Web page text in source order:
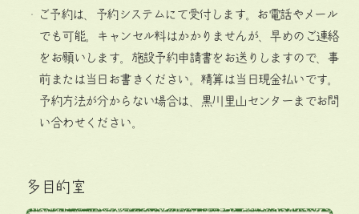
・ご予約は、予約システムにて受付します。お電話やメール
でも可能。キャンセル料はかかりませんが、早めのご連絡
をお願いします。施設予約申請書をお送りしますので、事
前または当日お書きください。精算は当日現金払いです。
予約方法が分からない場合は、黒川里山センターまでお問
い合わせください。
多目的室